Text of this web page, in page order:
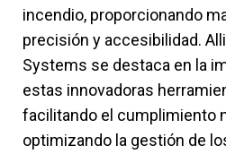
incendio, proporcionando
precisión y accesibilidad.
Systems se destaca en la
estas innovadoras
facilitando el cumplimiento
optimizando la gestión de